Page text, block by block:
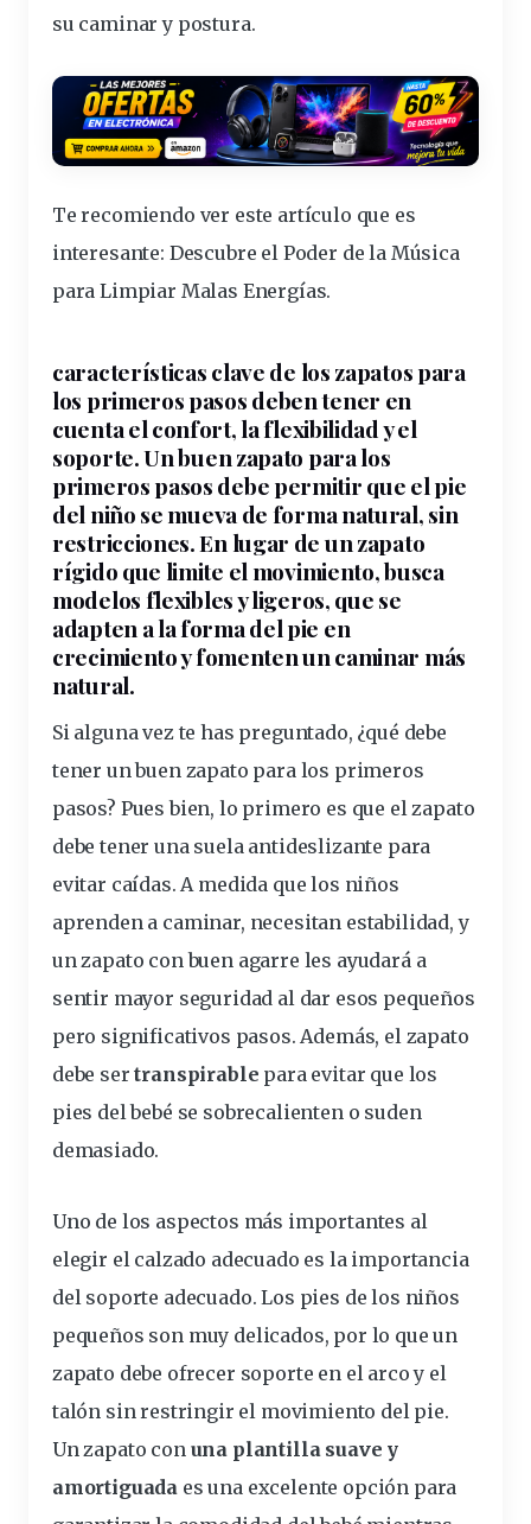
su caminar y postura.
Te recomiendo ver este artículo que es
interesante: Descubre el Poder de la Música
para Limpiar Malas Energías.
característicasclavede los zapatos para
los primeros pasos deben tener en
cuenta el confort, laflexibilidady el
soporte. Un buenzapato para los
primeros pasos debe permitir que el pie
del niñose mueva de formanatural, sin
restricciones. En lugar de un zapato
rígido que limite el movimiento, busca
modelosflexiblesy ligeros, que se
adapten a la forma del pie en
crecimientoy fomenten un caminar más
natural.
Si alguna vez te has preguntado, ¿qué debe
tener un buen zapato para los primeros
pasos? Pues bien, lo primero es que el zapato
debe tener una suela antideslizante para
evitar caídas. A medida que los niños
aprenden a caminar, necesitan estabilidad, y
un zapato con buen agarre les ayudará a
sentir mayor seguridad al dar esos pequeños
pero significativos pasos. Además, el zapato
debe sertranspirable para evitar que los
pies del bebé se sobrecalienten o suden
demasiado.
Uno de los aspectos más importantes al
elegir el calzado adecuado es la importancia
del soporte adecuado. Los pies de los niños
pequeños son muy delicados, por lo que un
zapato debe ofrecer soporte en el arco y el
talón sinrestringir el movimiento del pie.
Un zapato con una plantilla suave y
amortiguada es una excelente opción para